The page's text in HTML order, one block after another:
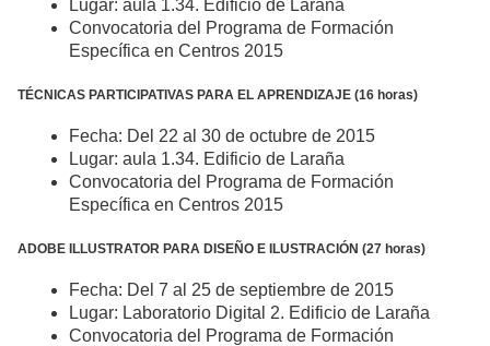
Lugar: aula 1.34. Edificio de Laraña
Convocatoria del Programa de Formación
Específica en Centros 2015
TÉCNICAS PARTICIPATIVAS PARA EL APRENDIZAJE (16 horas)
Fecha: Del 22 al 30 de octubre de 2015
Lugar: aula 1.34. Edificio de Laraña
Convocatoria del Programa de Formación
Específica en Centros 2015
ADOBE ILLUSTRATOR PARA DISEÑO E ILUSTRACIÓN (27 horas)
Fecha: Del 7 al 25 de septiembre de 2015
Lugar: Laboratorio Digital 2. Edificio de Laraña
Convocatoria del Programa de Formación